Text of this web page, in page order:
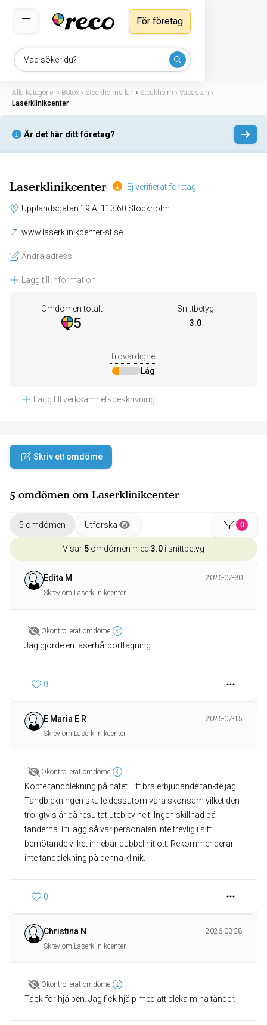
Vad söker du?
För företag
Alla kategorier › Botox › Stockholms län › Stockholm › Vasastan ›
Laserklinikcenter
Är det här ditt företag?
Laserklinikcenter Ej verifierat företag
Upplandsgatan 19 A, 113 60 Stockholm
www.laserklinikcenter-st.se
Ändra adress
Lägg till information
Omdömen totalt
5
Snittbetyg
3.0
Trovärdighet
Låg
Lägg till verksamhetsbeskrivning
Skriv ett omdöme
5 omdömen om Laserklinikcenter
5 omdömen Utforska 0
Visar 5 omdömen med 3.0 i snittbetyg
Edita M
2026-07-30
Skrev om Laserklinikcenter
Okontrollerat omdöme
Jag gjorde en laserhårborttagning.
0
E Maria E R
2026-07-15
Skrev om Laserklinikcenter
Okontrollerat omdöme
Köpte tandblekning på nätet. Ett bra erbjudande tänkte jag.
Tandblekningen skulle dessutom vara skonsam vilket den
troligtvis är då resultat uteblev helt. Ingen skillnad på
tänderna. I tillägg så var personalen inte trevlig i sitt
bemötande vilket innebar dubbel nitlott. Rekommenderar
inte tandblekning på denna klinik.
0
Christina N
2026-03-28
Skrev om Laserklinikcenter
Okontrollerat omdöme
Tack för hjälpen. Jag fick hjälp med att bleka mina tänder.